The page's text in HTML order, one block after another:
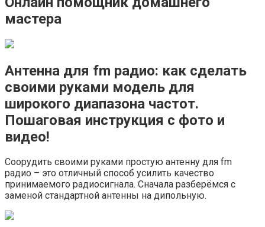
мастера
Антенна для fm радио: как сделать
своими руками модель для
широкого диапазона частот.
Пошаговая инструкция с фото и
видео!
Соорудить своими руками простую антенну для fm
радио – это отличный способ усилить качество
принимаемого радиосигнала. Сначала разберёмся с
заменой стандартной антенны на дипольную.